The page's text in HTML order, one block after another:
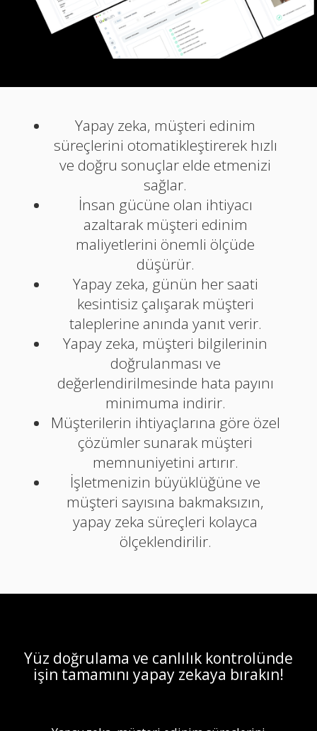
Yapay zeka, müşteri edinim
süreçlerini otomatikleştirerek hızlı
ve doğru sonuçlar elde etmenizi
sağlar.
İnsan gücüne olan ihtiyacı
azaltarak müşteri edinim
maliyetlerini önemli ölçüde
düşürür.
Yapay zeka, günün her saati
kesintisiz çalışarak müşteri
taleplerine anında yanıt verir.
Yapay zeka, müşteri bilgilerinin
doğrulanması ve
değerlendirilmesinde hata payını
minimuma indirir.
Müşterilerin ihtiyaçlarına göre özel
çözümler sunarak müşteri
memnuniyetini artırır.
İşletmenizin büyüklüğüne ve
müşteri sayısına bakmaksızın,
yapay zeka süreçleri kolayca
ölçeklendirilir.
Yüz doğrulama ve canlılık kontrolünde
işin tamamını yapay zekaya bırakın!